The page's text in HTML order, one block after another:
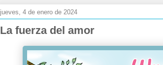
jueves, 4 de enero de 2024
La fuerza del amor